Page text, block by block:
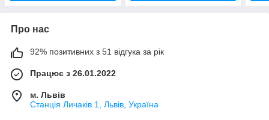
Про нас
92% позитивних з 51 відгука за рік
Працює з 26.01.2022
м. Львів
Станція Личаків 1, Львів, Україна